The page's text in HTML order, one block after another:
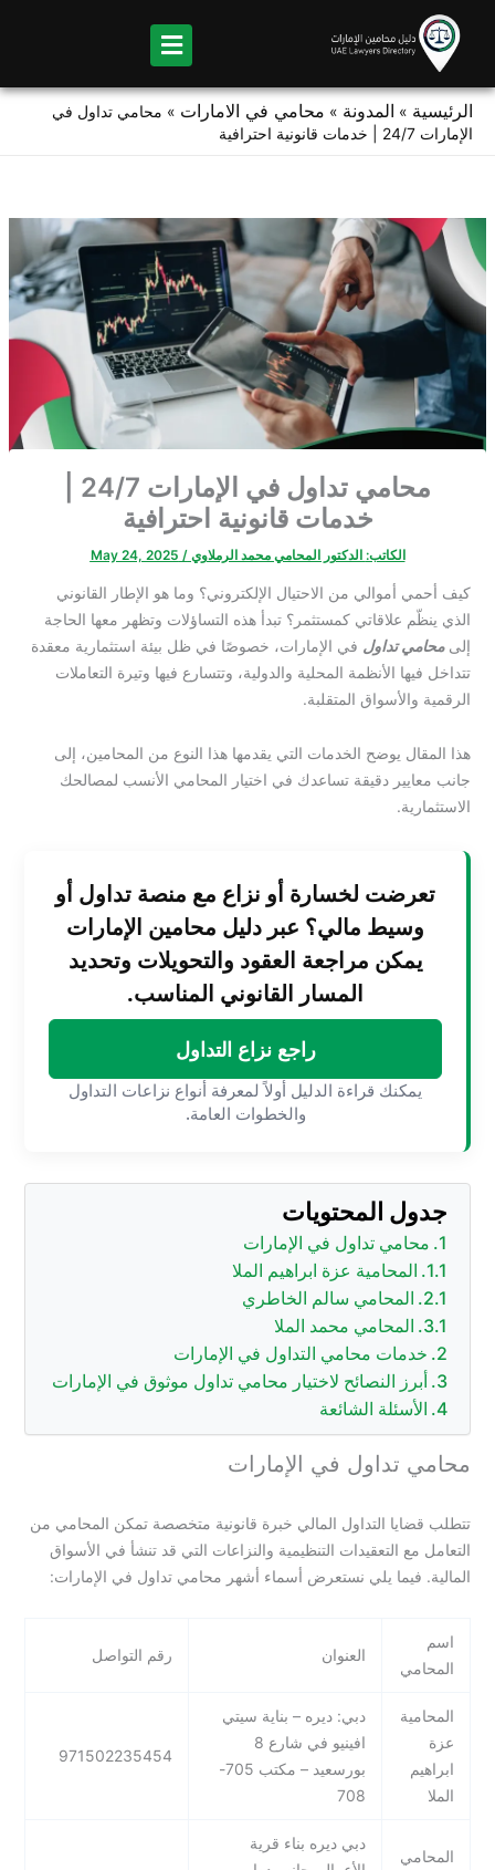
content
الرئيسية » المدونة » محامي في الامارات » محامي تداول في
الإمارات 24/7 | خدمات قانونية احترافية
خدمات قانونية احترافية
الكاتب: الدكتور المحامي محمد الرملاوي/
May 24, 2025
كيف أحمي أموالي من الاحتيال الإلكتروني؟ وما هو الإطار القانوني
الذي ينظّم علاقاتي كمستثمر؟ تبدأ هذه التساؤلات وتظهر معها الحاجة
إلىمحامي تداول في الإمارات، خصوصًا في ظل بيئة استثمارية معقدة
تتداخل فيها الأنظمة المحلية والدولية، وتتسارع فيها وتيرة التعاملات
الرقمية والأسواق المتقلبة.
هذا المقال يوضح الخدمات التي يقدمها هذا النوع من المحامين، إلى
جانب معايير دقيقة تساعدك في اختيار المحامي الأنسب لمصالحك
الاستثمارية.
تعرضت لخسارة أو نزاع مع منصة تداول أو
وسيط مالي؟ عبر دليل محامين الإمارات
يمكن مراجعة العقود والتحويلات وتحديد
المسار القانوني المناسب.
راجع نزاع التداول
يمكنك قراءة الدليل أولاً لمعرفة أنواع نزاعات التداول
والخطوات العامة.
جدول المحتويات
محامي تداول في الإمارات
المحامية عزة ابراهيم الملا
المحامي سالم الخاطري
المحامي محمد الملا
خدمات محامي التداول في الإمارات
أبرز النصائح لاختيار محامي تداول موثوق في الإمارات
الأسئلة الشائعة
محامي تداول في الإمارات
تتطلب قضايا التداول المالي خبرة قانونية متخصصة تمكن المحامي من
التعامل مع التعقيدات التنظيمية والنزاعات التي قد تنشأ في الأسواق
المالية. فيما يلي نستعرض أسماء أشهر محامي تداول في الإمارات:
اسم
المحامي
العنوان رقم التواصل
المحامية
عزة
ابراهيم
الملا
دبي: ديره – بناية سيتي
افينيو في شارع 8
بورسعيد – مكتب 705-
708
971502235454
المحامي
دبي ديره بناء قرية